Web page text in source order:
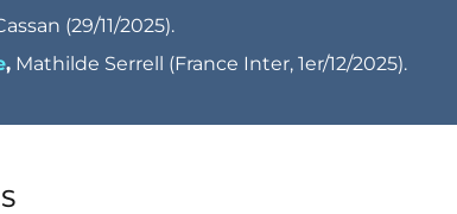
(29/11/2025).
, Mathilde Serrell (France Inter, 1er/12/2025).